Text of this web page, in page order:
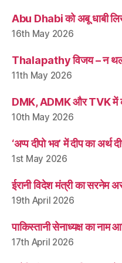
Abu Dhabi को अबू धाबी
16th May 2026
Thalapathy विजय – न
11th May 2026
DMK, ADMK और TVK में
10th May 2026
‘अप्प दीपो भव’ में दीप का अर्थ
1st May 2026
ईरानी विदेश मंत्री का सरनेम
19th April 2026
पाकिस्तानी सेनाध्यक्ष का
17th April 2026